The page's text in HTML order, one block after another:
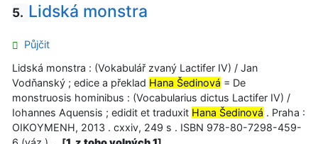
5. Lidská monstra
Půjčit
Lidská monstra : (Vokabulář zvaný Lactifer IV) / Jan
Vodňanský ; edice a překlad Hana Šedinová = De
monstruosis hominibus : (Vocabularius dictus Lactifer IV) /
Iohannes Aquensis ; edidit et traduxit Hana Šedinová . Praha :
OIKOYMENH, 2013 . cxxiv, 249 s . ISBN 978-80-7298-459-